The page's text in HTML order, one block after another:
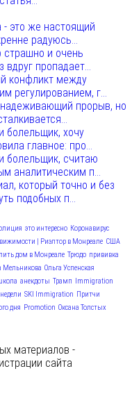
- это же настоящий
радуюсь...
страшно и очень
пропадает...
конфликт между
регулированием, г...
прорыв, но
болельщик, хочу
главное: про...
болельщик, считаю
аналитическим п...
который точно и без
подобных п...
это интересно Коронавирус
| Риэлтор в Монреале США
дом в Монреале Трюдо прививка
Мельникова Ольга Успенская
анекдоты Трамп Immigration
SKI Immigration Притчи
дня Promotion Оксана Толстых
материалов -
сайта